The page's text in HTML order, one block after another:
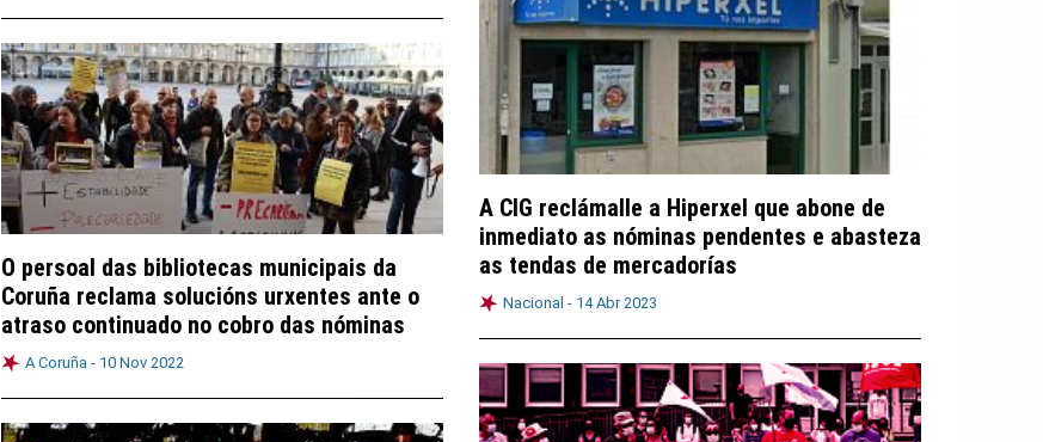
A CIG reclámalle a Hiperxel que abone de
inmediato as nóminas pendentes e abasteza
as tendas de mercadorías
Nacional - 14 Abr 2023
O persoal das bibliotecas municipais da
Coruña reclama solucións urxentes ante o
atraso continuado no cobro das nóminas
A Coruña - 10 Nov 2022